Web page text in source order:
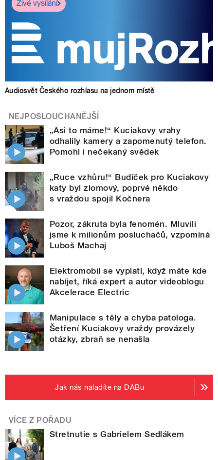
Živé vysílání
Audiosvět Českého rozhlasu na jednom místě
NEJPOSLOUCHANĚJŠÍ
„Asi to máme!“ Kuciakovy vrahy
odhalily kamery a zapomenutý telefon.
Pomohl i nečekaný svědek
„Ruce vzhůru!“ Budíček pro Kuciakovy
katy byl zlomový, poprvé někdo
s vraždou spojil Kočnera
Pozor, zákruta byla fenomén. Mluvili
jsme k milionům posluchačů, vzpomíná
Luboš Machaj
Elektromobil se vyplatí, když máte kde
nabíjet, říká expert a autor videoblogu
Akcelerace Electric
Manipulace s těly a chyba patologa.
Šetření Kuciakovy vraždy provázely
otázky, zbraň se nenašla
Jak nás naladíte na DABu
VÍCE Z POŘADU
Stretnutie s Gabrielem Sedlákem